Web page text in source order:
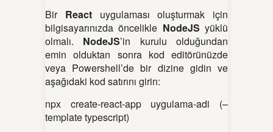
Bir Reactuygulaması oluşturmak için
bilgisayarınızda öncelikle NodeJS yüklü
olmalı. NodeJS’in kurulu olduğundan
emin olduktan sonra kod editörünüzde
veya Powershell’de bir dizine gidin ve
aşağıdaki kod satırını girin:
npx create-react-app uygulama-adi (–
template typescript)